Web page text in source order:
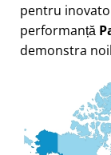
pentru
performanță
demonstra